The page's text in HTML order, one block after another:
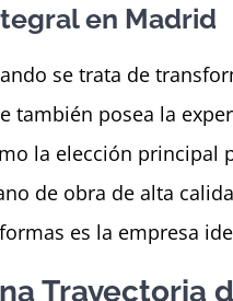
en Madrid
se trata de
también posea la
la elección principal
de obra de alta
es la empresa
Trayectoria